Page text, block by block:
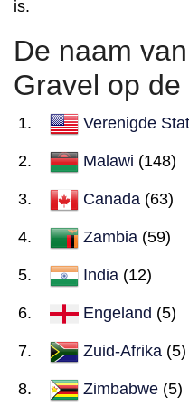
is.
De naam
Gravel op de
Verenigde
Malawi (148)
Canada (63)
Zambia (59)
India (12)
Engeland (5)
Zuid-Afrika (5)
Zimbabwe (5)